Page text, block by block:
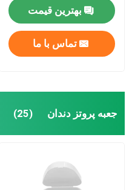
صفحه اصلی
محصولات
درباره ما
تور کارخانه
بهترین قیمت
تماس با ما
جعبه پروتز دندان (25)